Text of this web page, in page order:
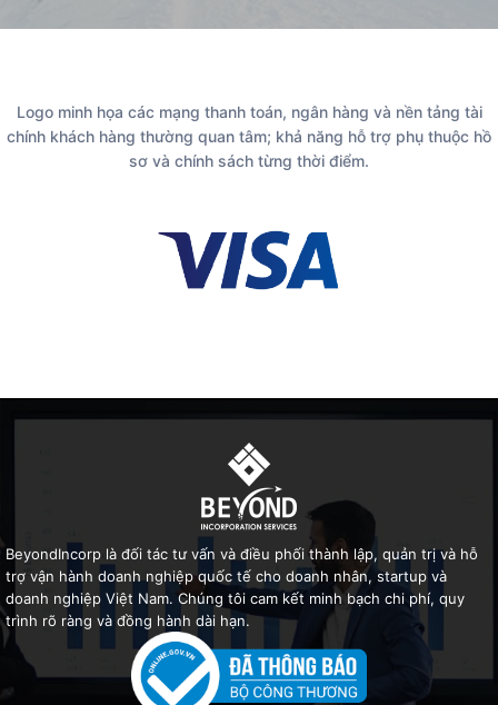
Logo minh họa các mạng thanh toán, ngân hàng và nền tảng tài
chính khách hàng thường quan tâm; khả năng hỗ trợ phụ thuộc hồ
sơ và chính sách từng thời điểm.
BeyondIncorp là đối tác tư vấn và điều phối thành lập, quản trị và hỗ
trợ vận hành doanh nghiệp quốc tế cho doanh nhân, startup và
doanh nghiệp Việt Nam. Chúng tôi cam kết minh bạch chi phí, quy
trình rõ ràng và đồng hành dài hạn.